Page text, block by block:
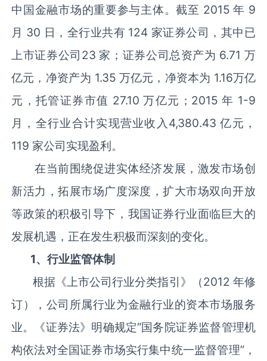
中国金融市场的重要参与主体。截至 2015 年 9
月 30 日，全行业共有 124 家证券公司，其中已
上市证券公司23 家；证券公司总资产为 6.71 万
亿元，净资产为 1.35 万亿元，净资本为 1.16万亿
元，托管证券市值 27.10 万亿元；2015 年 1-9
月，全行业合计实现营业收入4,380.43 亿元，
119 家公司实现盈利。
在当前围绕促进实体经济发展，激发市场创
新活力，拓展市场广度深度，扩大市场双向开放
等政策的积极引导下，我国证券行业面临巨大的
发展机遇，正在发生积极而深刻的变化。
1、行业监管体制
根据《上市公司行业分类指引》（2012 年修
订），公司所属行业为金融行业的资本市场服务
业。《证券法》明确规定“国务院证券监督管理机
构依法对全国证券市场实行集中统一监督管理”，